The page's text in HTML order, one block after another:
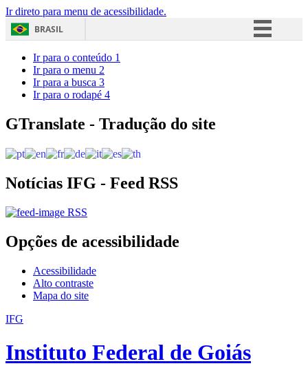
Ir direto para menu de acessibilidade.
BRASIL
Acesso à informação
Ir para o conteúdo 1
Ir para o menu 2
Ir para a busca 3
Ir para o rodapé 4
GTranslate - Tradução do site
Notícias IFG - Feed RSS
RSS
Opções de acessibilidade
Acessibilidade
Alto contraste
Mapa do site
IFG
Instituto Federal de Goiás